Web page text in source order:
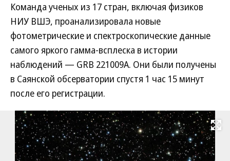
Команда ученых из 17 стран, включая физиков
НИУ ВШЭ, проанализировала новые
фотометрические и спектроскопические данные
самого яркого гамма-всплеска в истории
наблюдений — GRB 221009A. Они были получены
в Саянской обсерватории спустя 1 час 15 минут
после его регистрации.
Развернуть